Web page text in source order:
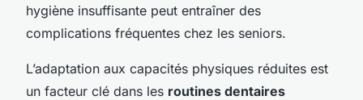
hygiène insuffisante peut entraîner des
complications fréquentes chez les seniors.
L’adaptation aux capacités physiques réduites est
un facteur clé dans les routines dentaires